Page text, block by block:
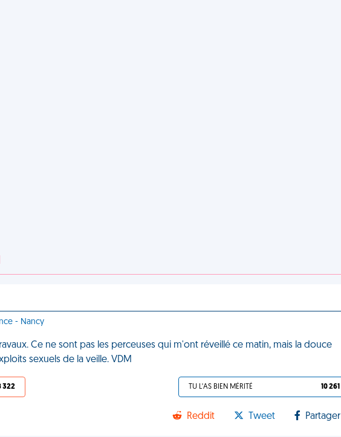
- Nancy
Ce ne sont pas les perceuses qui m'ont réveillé ce matin, mais la douce
sexuels de la veille. VDM
322 TU L'AS BIEN MÉRITÉ 10 261
Reddit Tweet Partager